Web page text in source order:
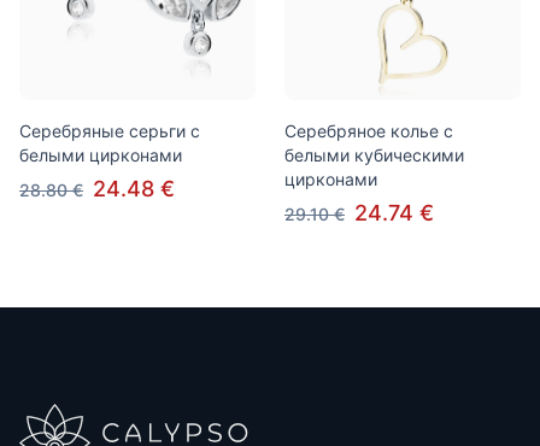
Серебряные серьги с
белыми цирконами
28.80 € 24.48 €
Серебряное колье с
белыми кубическими
цирконами
29.10 € 24.74 €